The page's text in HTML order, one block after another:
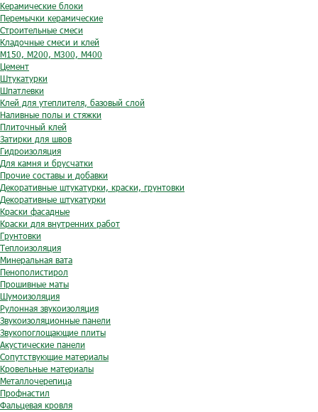
Керамические блоки
Перемычки керамические
Строительные смеси
Кладочные смеси и клей
М150, М200, М300, М400
Цемент
Штукатурки
Шпатлевки
Клей для утеплителя, базовый слой
Наливные полы и стяжки
Плиточный клей
Затирки для швов
Гидроизоляция
Для камня и брусчатки
Прочие составы и добавки
Декоративные штукатурки, краски, грунтовки
Декоративные штукатурки
Краски фасадные
Краски для внутренних работ
Грунтовки
Теплоизоляция
Минеральная вата
Пенополистирол
Прошивные маты
Шумоизоляция
Рулонная звукоизоляция
Звукоизоляционные панели
Звукопоглощающие плиты
Акустические панели
Сопутствующие материалы
Кровельные материалы
Металлочерепица
Профнастил
Фальцевая кровля